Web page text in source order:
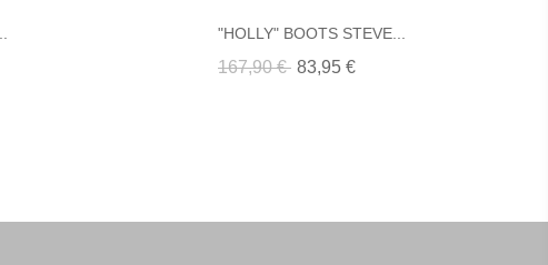
"HOLLY" BOOTS STEVE...
167,90 € 83,95 €